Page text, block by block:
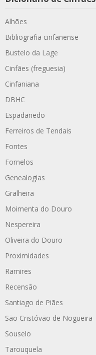
Alhões
Bibliografia cinfanense
Bustelo da Lage
Cinfães (freguesia)
Cinfaniana
DBHC
Espadanedo
Ferreiros de Tendais
Fontes
Fornelos
Genealogias
Gralheira
Moimenta do Douro
Nespereira
Oliveira do Douro
Proximidades
Ramires
Recensão
Santiago de Piães
São Cristóvão de Nogueira
Souselo
Tarouquela